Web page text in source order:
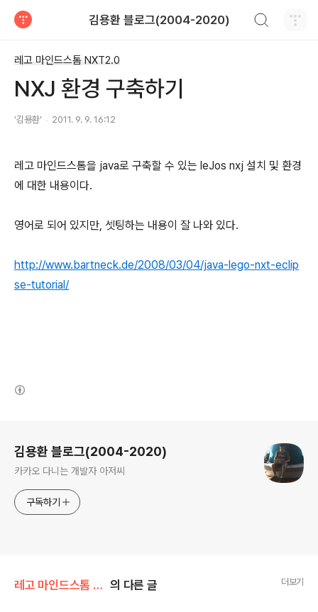
김용환 블로그(2004-2020)
레고 마인드스톰 NXT2.0
NXJ 환경 구축하기
'김용환' 2011. 9. 9. 16:12
레고 마인드스톰을 java로 구축할 수 있는 leJos nxj 설치 및 환경
에 대한 내용이다.
영어로 되어 있지만, 셋팅하는 내용이 잘 나와 있다.
http://www.bartneck.de/2008/03/04/java-lego-nxt-eclip
se-tutorial/
김용환 블로그(2004-2020)
카카오 다니는 개발자 아저씨
구독하기
레고 마인드스톰 NXT2.0 의 다른 글 더보기